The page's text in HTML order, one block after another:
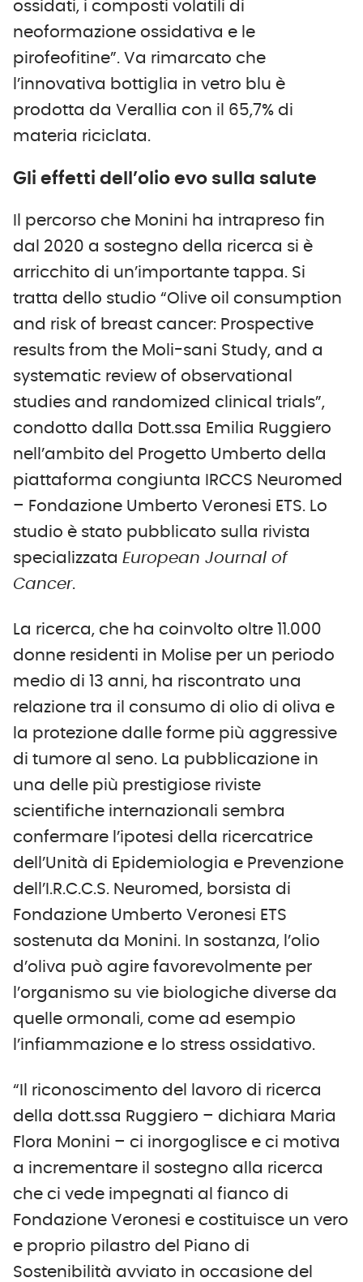
ossidati, i composti volatili di
neoformazione ossidativa e le
pirofeofitine”. Va rimarcato che
l’innovativa bottiglia in vetro blu è
prodotta da Verallia con il 65,7% di
materia riciclata.
Gli effetti dell’olio evo sulla salute
Il percorso che Monini ha intrapreso fin
dal 2020 a sostegno della ricerca si è
arricchito di un’importante tappa. Si
tratta dello studio “Olive oil consumption
and risk of breast cancer: Prospective
results from the Moli-sani Study, and a
systematic review of observational
studies and randomized clinical trials”,
condotto dalla Dott.ssa Emilia Ruggiero
nell’ambito del Progetto Umberto della
piattaforma congiunta IRCCS Neuromed
– Fondazione Umberto Veronesi ETS. Lo
studio è stato pubblicato sulla rivista
specializzata European Journal of
Cancer.
La ricerca, che ha coinvolto oltre 11.000
donne residenti in Molise per un periodo
medio di 13 anni, ha riscontrato una
relazione tra il consumo di olio di oliva e
la protezione dalle forme più aggressive
di tumore al seno. La pubblicazione in
una delle più prestigiose riviste
scientifiche internazionali sembra
confermare l’ipotesi della ricercatrice
dell’Unità di Epidemiologia e Prevenzione
dell’I.R.C.C.S. Neuromed, borsista di
Fondazione Umberto Veronesi ETS
sostenuta da Monini. In sostanza, l’olio
d’oliva può agire favorevolmente per
l’organismo su vie biologiche diverse da
quelle ormonali, come ad esempio
l’infiammazione e lo stress ossidativo.
“Il riconoscimento del lavoro di ricerca
della dott.ssa Ruggiero – dichiara Maria
Flora Monini – ci inorgoglisce e ci motiva
a incrementare il sostegno alla ricerca
che ci vede impegnati al fianco di
Fondazione Veronesi e costituisce un vero
e proprio pilastro del Piano di
Sostenibilità avviato in occasione del